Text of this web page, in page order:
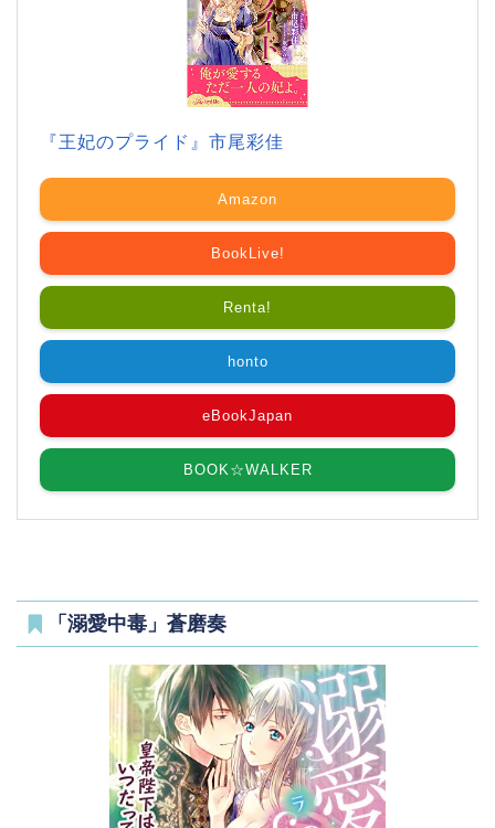
『王妃のプライド』市尾彩佳
Amazon
BookLive!
Renta!
honto
eBookJapan
BOOK☆WALKER
「溺愛中毒」蒼磨奏